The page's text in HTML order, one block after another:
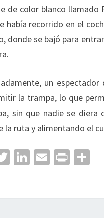
de color blanco llamado
había recorrido en el
donde se bajó para
un
la trampa, lo que
sin que nadie se
la ruta y alimentando el
T
Li
E
Pr